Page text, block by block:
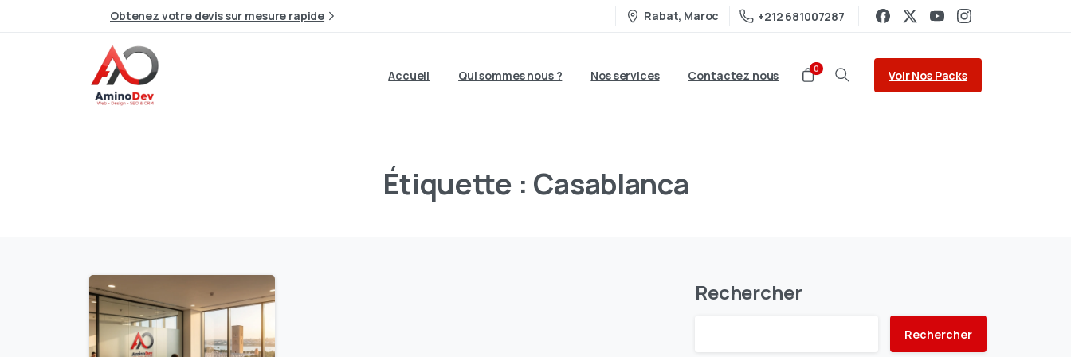
Obtenez votre devis sur mesure rapide Rabat, Maroc +212 681007287
Accueil Qui sommes nous ? Nos services Contactez nous 0 Voir Nos Packs
Étiquette : Casablanca
Rechercher
Rechercher